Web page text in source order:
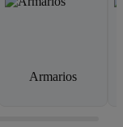
Armarios